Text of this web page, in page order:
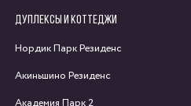
ДУПЛЕКСЫ И КОТТЕДЖИ
Нордик Парк Резиденс
Акиньшино Резиденс